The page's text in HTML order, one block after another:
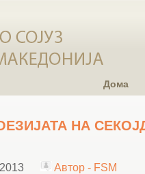
Дома
НА
Автор - FSM